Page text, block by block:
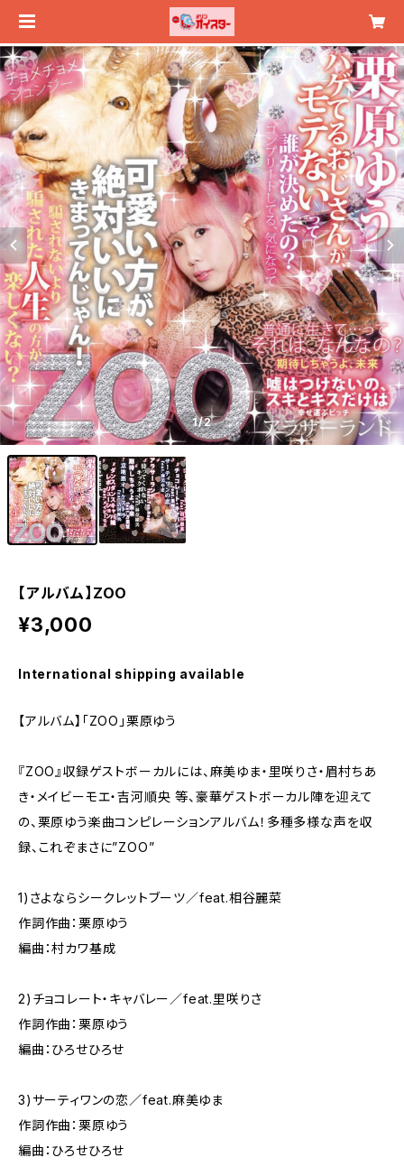
1/2
【アルバム】ZOO
¥3,000
International shipping available
【アルバム】「ZOO」栗原ゆう
『ZOO』収録ゲストボーカルには、麻美ゆま・里咲りさ・眉村ちあ
き・メイビーモエ・吉河順央 等、豪華ゲストボーカル陣を迎えて
の、栗原ゆう楽曲コンピレーションアルバム！多種多様な声を収
録、これぞまさに”ZOO”
1)さよならシークレットブーツ／feat.相谷麗菜
作詞作曲：栗原ゆう
編曲：村カワ基成
2)チョコレート・キャバレー／feat.里咲りさ
作詞作曲：栗原ゆう
編曲：ひろせひろせ
3)サーティワンの恋／feat.麻美ゆま
作詞作曲：栗原ゆう
編曲：ひろせひろせ